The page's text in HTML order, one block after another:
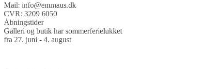
Mail: info@emmaus.dk
CVR: 3209 6050
Åbningstider
Galleri og butik har sommerferielukket
fra 27. juni - 4. august